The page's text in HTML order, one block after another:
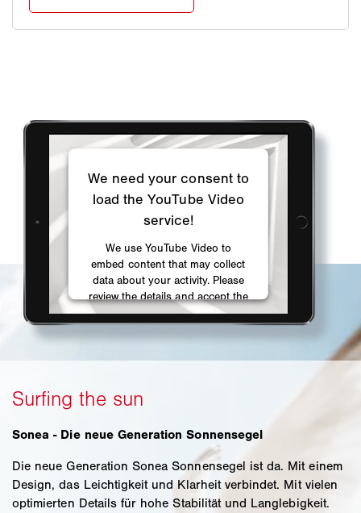
Sonea - Die neue Generation Sonnensegel
Die neue Generation Sonea Sonnensegel ist da. Mit einem
Design, das Leichtigkeit und Klarheit verbindet. Mit vielen
optimierten Details für hohe Stabilität und Langlebigkeit.